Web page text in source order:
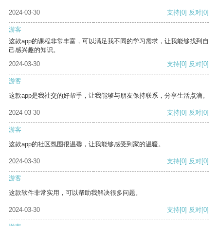
2024-03-30 支持[0] 反对[0]
游客
这款app的课程非常丰富，可以满足我不同的学习需求，让我能够找到自
己感兴趣的知识。
2024-03-30
支持[0] 反对[0]
游客
这款app是我社交的好帮手，让我能够与朋友保持联系，分享生活点滴。
2024-03-30 支持[0] 反对[0]
游客
这款app的社区氛围很温馨，让我能够感受到家的温暖。
2024-03-30 支持[0] 反对[0]
游客
这款软件非常实用，可以帮助我解决很多问题。
2024-03-30 支持[0] 反对[0]